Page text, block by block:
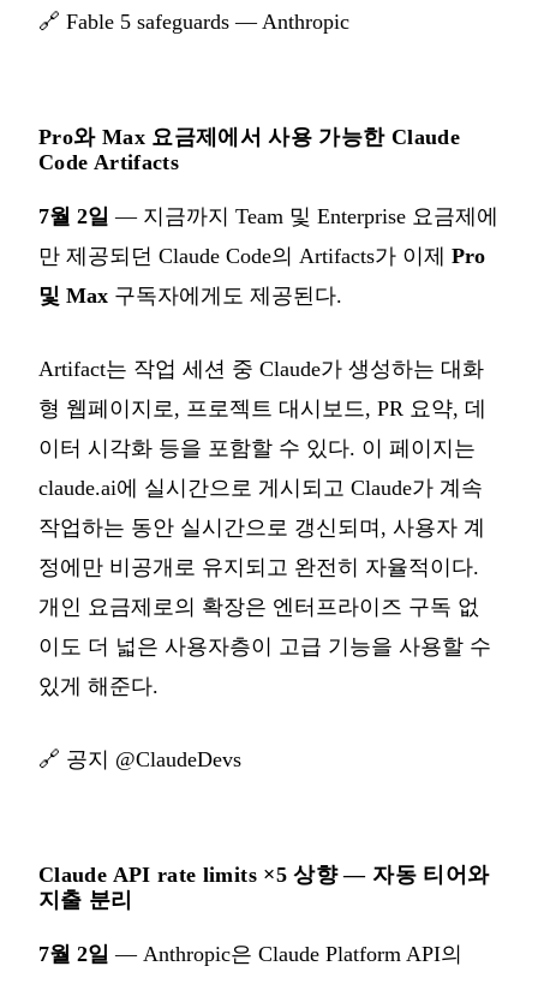
🔗 Fable 5 safeguards — Anthropic
Pro와 Max 요금제에서 사용 가능한 Claude
Code Artifacts
7월 2일 — 지금까지 Team 및 Enterprise 요금제에
만 제공되던 Claude Code의 Artifacts가 이제 Pro
및 Max 구독자에게도 제공된다.
Artifact는 작업 세션 중 Claude가 생성하는 대화
형 웹페이지로, 프로젝트 대시보드, PR 요약, 데
이터 시각화 등을 포함할 수 있다. 이 페이지는
claude.ai에 실시간으로 게시되고 Claude가 계속
작업하는 동안 실시간으로 갱신되며, 사용자 계
정에만 비공개로 유지되고 완전히 자율적이다.
개인 요금제로의 확장은 엔터프라이즈 구독 없
이도 더 넓은 사용자층이 고급 기능을 사용할 수
있게 해준다.
🔗 공지 @ClaudeDevs
Claude API rate limits ×5 상향 — 자동 티어와
지출 분리
7월 2일 — Anthropic은 Claude Platform API의